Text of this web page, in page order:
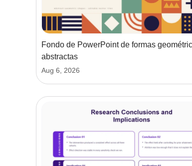
Fondo de PowerPoint de formas
abstractas
Aug 6, 2026